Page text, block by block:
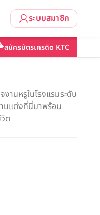
ระบบสมาชิก
สมัครบัตรเครดิต KTC
านหรูในโรงแรมระดับ
นแต่งที่นี่มาพร้อม
ต